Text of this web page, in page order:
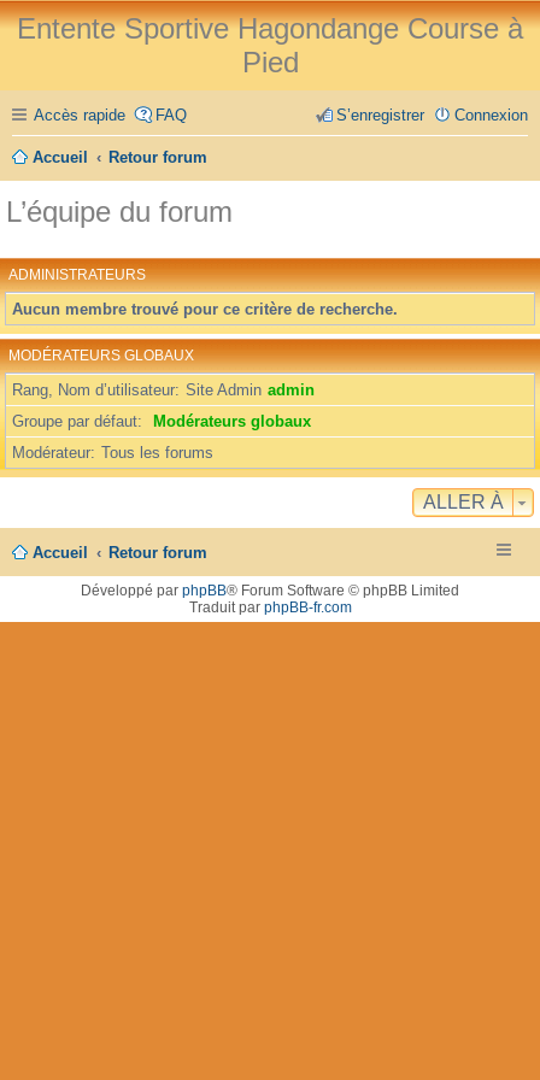
Entente Sportive Hagondange Course à
Pied
Accès rapide FAQ Connexion
S’enregistrer
Accueil Retour forum
L’équipe du forum
ADMINISTRATEURS
Aucun membre trouvé pour ce critère de recherche.
MODÉRATEURS GLOBAUX
Rang, Nom d’utilisateur Site Admin admin
Groupe par défaut
Modérateurs globaux
Modérateur Tous les forums
ALLER À
Accueil Retour forum
Développé par phpBB® Forum Software © phpBB Limited
Traduit par phpBB-fr.com